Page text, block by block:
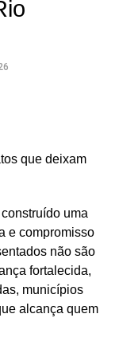
manhã.
que deixam
uma
e compromisso
não são
fortalecida,
municípios
alcança quem